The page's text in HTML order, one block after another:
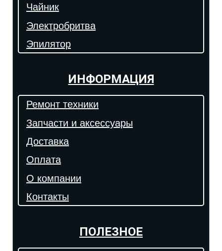
Чайник
Электробритва
Эпилятор
ИНФОРМАЦИЯ
Ремонт техники
Запчасти и аксессуары
Доставка
Оплата
О компании
Контакты
ПОЛЕЗНОЕ